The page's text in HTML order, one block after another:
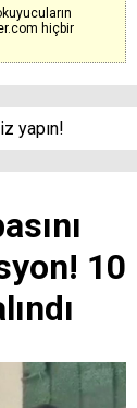
hiçbir
yapın!
10